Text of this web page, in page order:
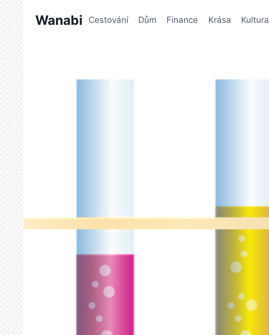
Wanabi Cestování Dům Finance Krása Kultura